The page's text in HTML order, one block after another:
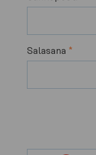
Salasana *